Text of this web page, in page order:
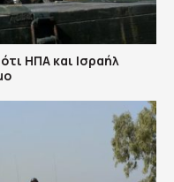
ΗΠΑ και Ισραήλ